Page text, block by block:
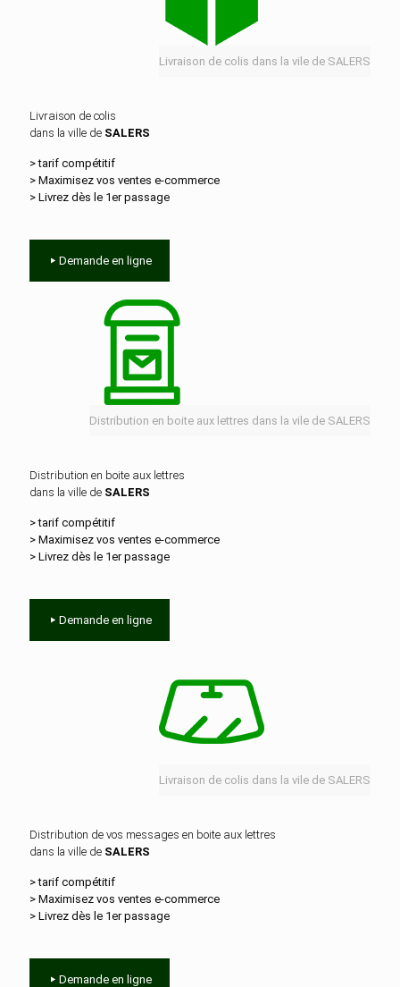
Livraison de colis dans la vile de SALERS
Livraison de colis
dans la ville de SALERS
> tarif compétitif
> Maximisez vos ventes e‑commerce
> Livrez dès le 1er passage
Demande en ligne
Distribution en boite aux lettres dans la vile de SALERS
Distribution en boite aux lettres
dans la ville de SALERS
> tarif compétitif
> Maximisez vos ventes e‑commerce
> Livrez dès le 1er passage
Demande en ligne
Livraison de colis dans la vile de SALERS
Distribution de vos messages en boite aux lettres
dans la ville de SALERS
> tarif compétitif
> Maximisez vos ventes e‑commerce
> Livrez dès le 1er passage
Demande en ligne